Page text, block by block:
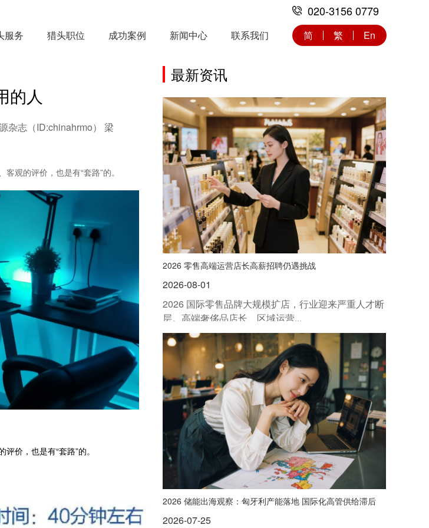
020-3156 0779
服务 猎头职位 成功案例 新闻中心 联系我们 简 繁 En
的人
杂志（ID:chinahrmo） 梁
观的评价，也是有“套路”的。
价，也是有“套路”的。
最新资讯
2026 零售高端运营店长高薪招聘仍遇挑战
2026-08-01
2026 国际零售品牌大规模扩店，行业迎来严重人才断
层。高端奢侈品店长、区域运营...
2026 储能出海观察：匈牙利产能落地 国际化高管供给滞后
2026-07-25